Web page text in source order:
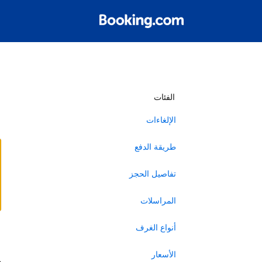
الفئات
الإلغاءات
طريقة الدفع
تفاصيل الحجز
المراسلات
أنواع الغرف
الأسعار